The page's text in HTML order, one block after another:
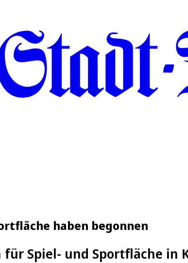
haben begonnen
Spiel- und Sportfläche in